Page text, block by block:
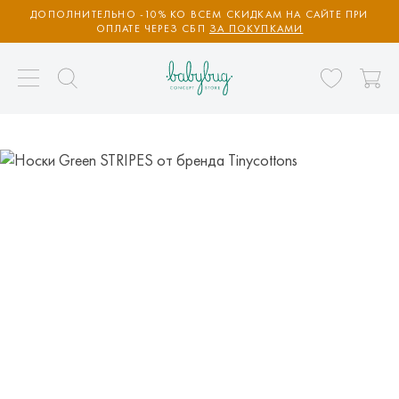
ДОПОЛНИТЕЛЬНО -10% КО ВСЕМ СКИДКАМ НА САЙТЕ ПРИ
ОПЛАТЕ ЧЕРЕЗ СБП ЗА ПОКУПКАМИ